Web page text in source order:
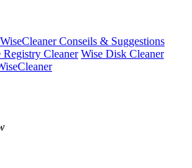
WiseCleaner Conseils & Suggestions
Registry Cleaner Wise Disk Cleaner